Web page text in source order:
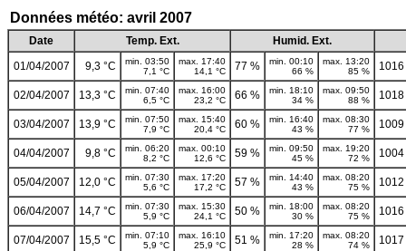
Données météo: avril 2007
Date Temp. Ext.
Humid. Ext.
01/04/2007
9,3 °C
min. 03:50
7,1 °C
max. 17:40
14,1 °C
77 %
min. 00:10
66 %
max. 13:20
85 %
02/04/2007 13,3 °C
min. 07:40
6,5 °C
max. 16:00
23,2 °C
66 %
min. 18:10
34 %
max. 09:50
88 %
03/04/2007 13,9 °C
min. 07:50
7,9 °C
max. 15:40
20,4 °C
60 %
min. 16:40
43 %
max. 08:30
77 %
04/04/2007 9,8 °C
min. 06:20
8,2 °C
max. 00:10
12,6 °C
59 %
min. 09:50
45 %
max. 19:20
72 %
05/04/2007 12,0 °C
min. 07:30
5,6 °C
max. 17:20
17,2 °C
57 %
min. 14:40
43 %
max. 08:20
75 %
06/04/2007 14,7 °C
min. 07:30
5,9 °C
max. 15:30
24,1 °C
50 %
min. 18:00
30 %
max. 08:20
75 %
07/04/2007 15,5 °C
min. 07:10
5,9 °C
max. 16:10
25,9 °C
51 %
min. 17:20
28 %
max. 08:20
74 %